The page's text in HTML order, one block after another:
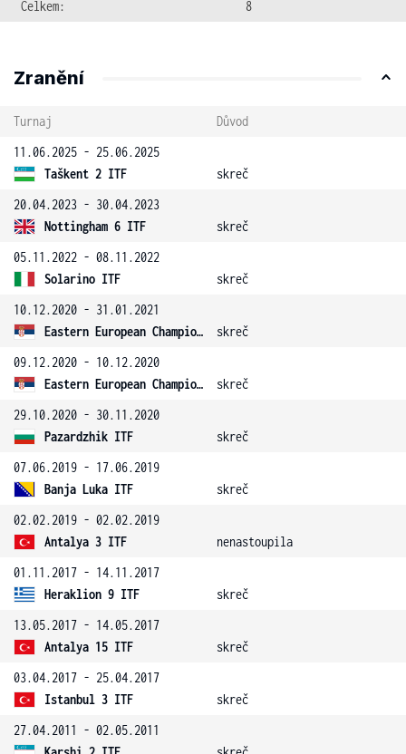
Celkem:
8
Zranění
Turnaj
Důvod
11.06.2025 - 25.06.2025
Taškent 2 ITF
skreč
20.04.2023 - 30.04.2023
Nottingham 6 ITF
skreč
05.11.2022 - 08.11.2022
Solarino ITF
skreč
10.12.2020 - 31.01.2021
Eastern European Championship
skreč
09.12.2020 - 10.12.2020
Eastern European Championship
skreč
29.10.2020 - 30.11.2020
Pazardzhik ITF
skreč
07.06.2019 - 17.06.2019
Banja Luka ITF
skreč
02.02.2019 - 02.02.2019
Antalya 3 ITF
nenastoupila
01.11.2017 - 14.11.2017
Heraklion 9 ITF
skreč
13.05.2017 - 14.05.2017
Antalya 15 ITF
skreč
03.04.2017 - 25.04.2017
Istanbul 3 ITF
skreč
27.04.2011 - 02.05.2011